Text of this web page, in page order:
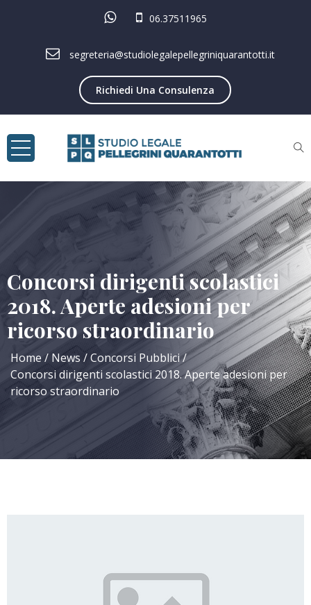
06.37511965
segreteria@studiolegalepellegriniquarantotti.it
Richiedi Una Consulenza
Concorsi dirigenti scolastici
2018. Aperte adesioni per
ricorso straordinario
Home News
Concorsi Pubblici
Concorsi dirigenti scolastici 2018. Aperte adesioni per
ricorso straordinario